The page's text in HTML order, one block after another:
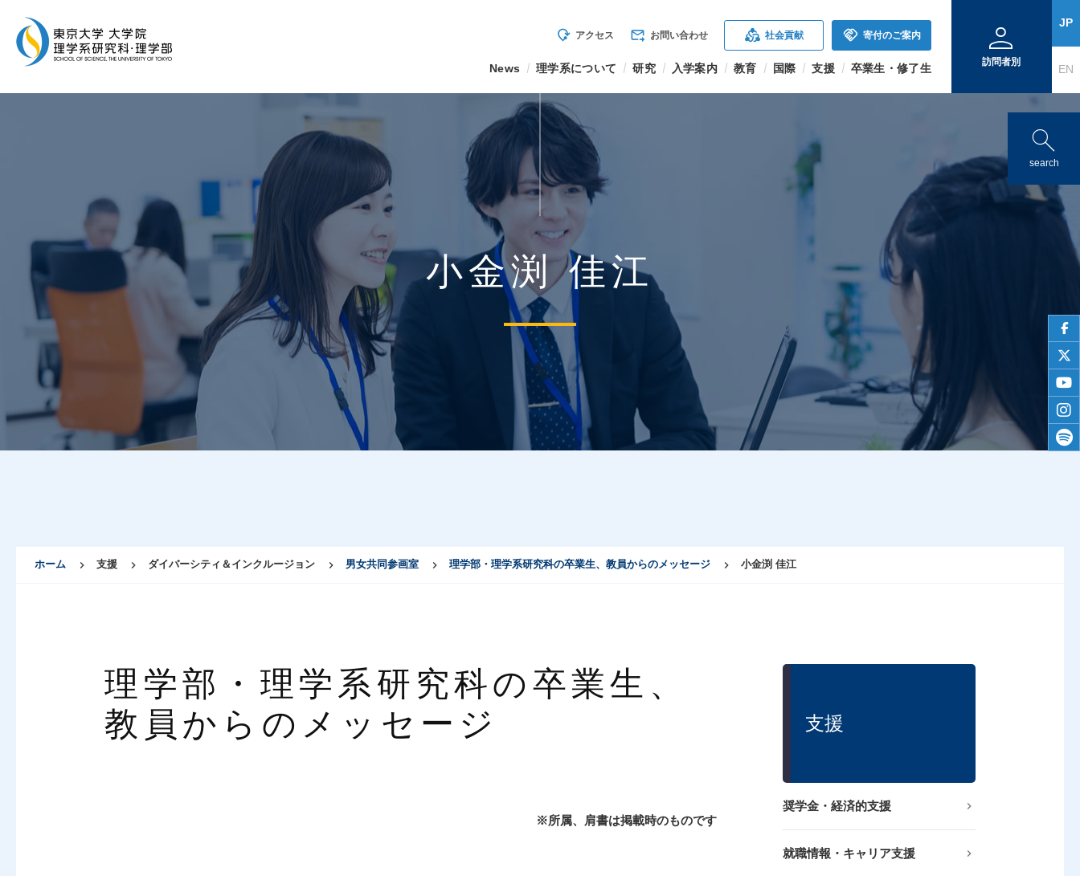
search
search
mode_of_travel アクセス forward_to_inbox お問い合わせ diversity_2 社会貢献 handshake 寄付のご案内
News 理学系について 研究 入学案内 教育 国際 支援 卒業生・修了生
person
訪問者別
JP
EN
小金渕 佳江
ホーム 支援 ダイバーシティ＆インクルージョン 男女共同参画室 理学部・理学系研究科の卒業生、教員からのメッセージ 小金渕 佳江
理学部・理学系研究科の卒業生、
教員からのメッセージ
※所属、肩書は掲載時のものです
支援
奨学金・経済的支援
就職情報・キャリア支援